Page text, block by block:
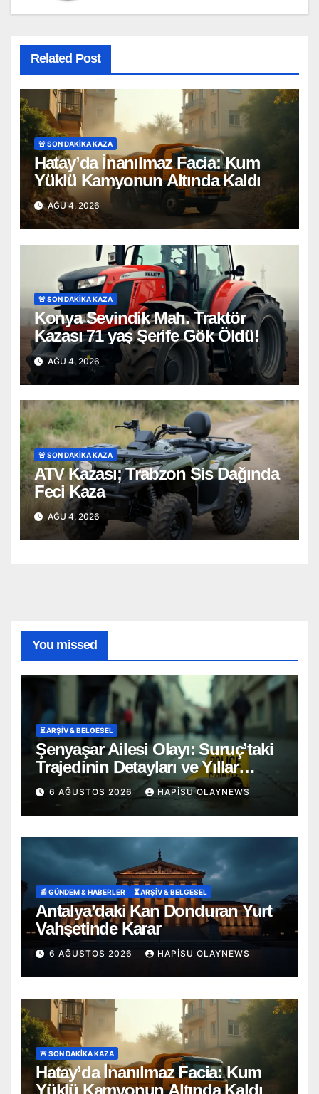
Related Post
🚨 SON DAKİKA KAZA
Hatay’da İnanılmaz Facia: Kum
Yüklü Kamyonun Altında Kaldı
AĞU 4, 2026
🚨 SON DAKİKA KAZA
Konya Sevindik Mah. Traktör
Kazası 71 yaş Şerife Gök Öldü!
AĞU 4, 2026
🚨 SON DAKİKA KAZA
ATV Kazası; Trabzon Sis Dağında
Feci Kaza
AĞU 4, 2026
You missed
⏳ ARŞİV & BELGESEL
Şenyaşar Ailesi Olayı: Suruç’taki
Trajedinin Detayları ve Yıllar
Süren Adalet Mücadelesi
6 AĞUSTOS 2026 HAPISU OLAYNEWS
📰 GÜNDEM & HABERLER ⏳ ARŞİV & BELGESEL
Antalya’daki Kan Donduran Yurt
Vahşetinde Karar
6 AĞUSTOS 2026 HAPISU OLAYNEWS
🚨 SON DAKİKA KAZA
Hatay’da İnanılmaz Facia: Kum
Yüklü Kamyonun Altında Kaldı